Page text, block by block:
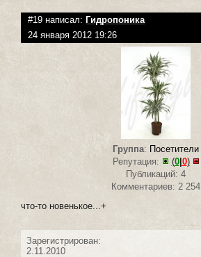
#19 написал: Гидропоника
24 января 2012 19:26
Группа: Посетители
Репутация:
(0|0)
Публикаций: 4
Комментариев: 2 254
что-то новенькое...+
Зарегистрирован:
2.11.2010